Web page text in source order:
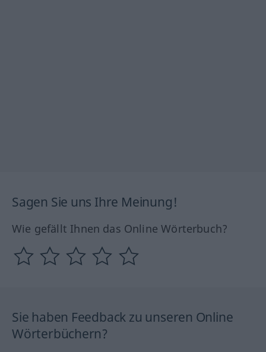
Sagen Sie uns Ihre Meinung!
Wie gefällt Ihnen das Online Wörterbuch?
Sie haben Feedback zu unseren Online
Wörterbüchern?